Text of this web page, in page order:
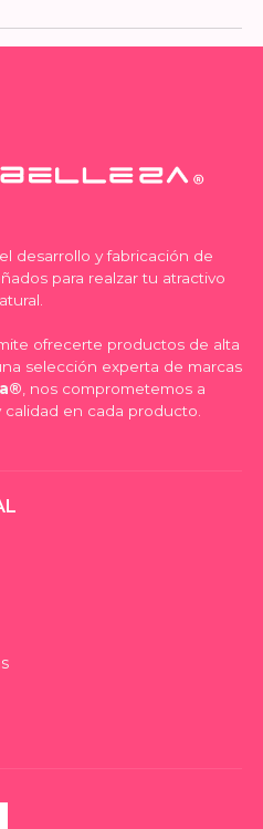
desarrollo y fabricación de
para realzar tu atractivo
ofrecerte productos de alta
selección experta de marcas
, nos comprometemos a
en cada producto.